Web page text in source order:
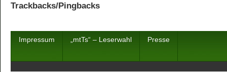
Trackbacks/Pingbacks
Impressum „mtTs“ – Leserwahl Presse